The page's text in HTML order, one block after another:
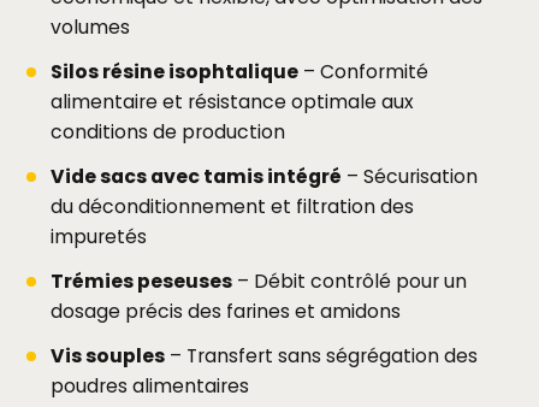
volumes
Silos résine isophtalique – Conformité
alimentaire et résistance optimale aux
conditions de production
Vide sacs avec tamis intégré – Sécurisation
du déconditionnement et filtration des
impuretés
Trémies peseuses – Débit contrôlé pour un
dosage précis des farines et amidons
Vis souples – Transfert sans ségrégation des
poudres alimentaires